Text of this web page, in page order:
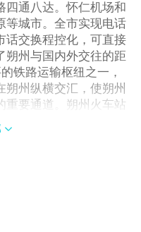
四通八达。怀仁机场和
等城市。全市实现电话
话交换程控化，可直接
朔州与国内外交往的距
铁路运输枢纽之一，
朔州纵横交汇，使朔州
重要通道。朔州火车站
条旅客运输线路，可到
京、石家庄、沈阳、大
